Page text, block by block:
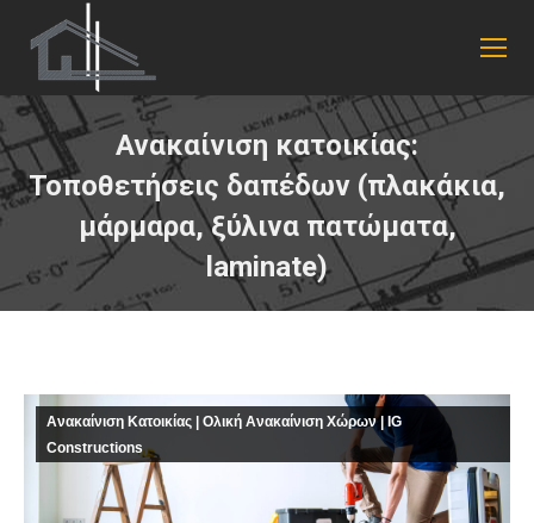
Ανακαίνιση κατοικίας:
Τοποθετήσεις δαπέδων (πλακάκια,
μάρμαρα, ξύλινα πατώματα,
laminate)
You are here:
Ανακαίνιση Κατοικίας | Ολική Ανακαίνιση Χώρων | IG
Constructions